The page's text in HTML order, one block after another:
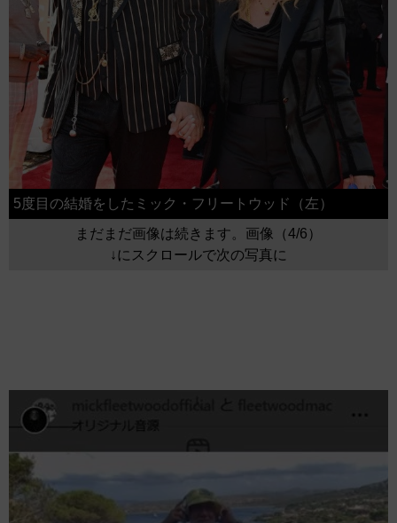
5度目の結婚をしたミック・フリートウッド（左）
まだまだ画像は続きます。画像（4/6）
↓にスクロールで次の写真に